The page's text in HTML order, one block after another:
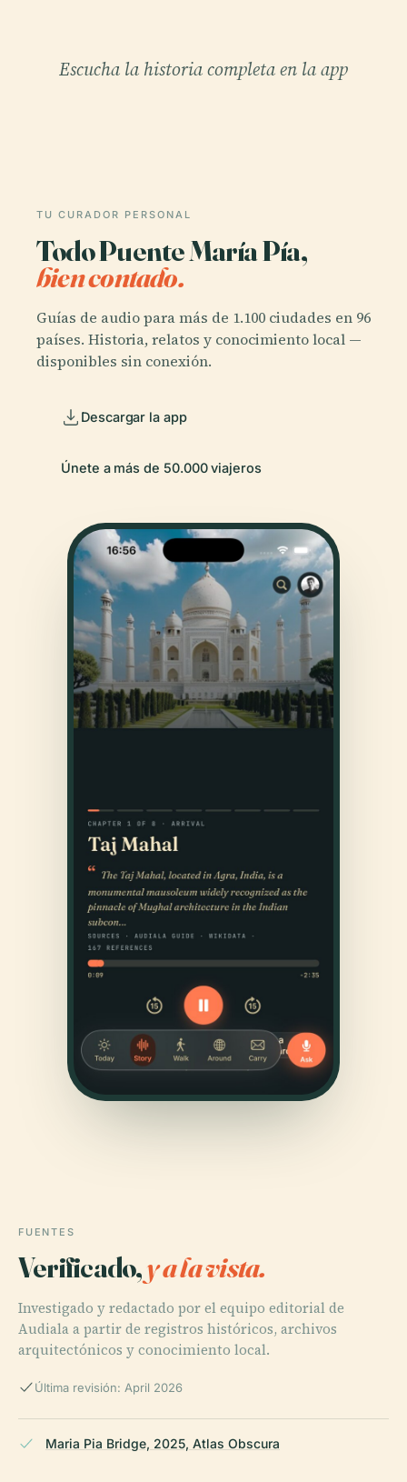
Escucha la historia completa en la app
TU CURADOR PERSONAL
Todo Puente María Pía,
bien contado.
Guías de audio para más de 1.100 ciudades en 96
países. Historia, relatos y conocimiento local —
disponibles sin conexión.
Descargar la app
Únete a más de 50.000 viajeros
FUENTES
Verificado,y a la vista.
Investigado y redactado por el equipo editorial de
Audiala a partir de registros históricos, archivos
arquitectónicos y conocimiento local.
Última revisión: April 2026
Maria Pia Bridge, 2025, Atlas Obscura